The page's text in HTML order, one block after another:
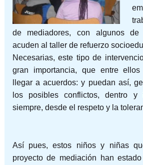
de mediadores, con algunos
acuden al taller de refuerzo
Necesarias, este tipo de
gran importancia, que entre
llegar a acuerdos: y puedan así,
los posibles conflictos, dentro
siempre, desde el respeto y la
Así pues, estos niños y niñas
proyecto de mediación han